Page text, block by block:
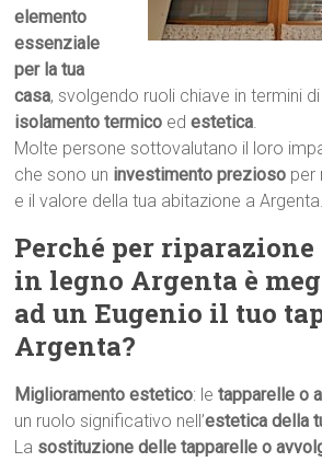
elemento
essenziale
per la tua
casa, svolgendo ruoli chiave in termini di
isolamento termico edestetica.
Molte persone sottovalutano il loro
che sono un investimento prezioso per
e il valore della tua abitazione a Argenta.
Perché per
in legno Argenta è
ad un Eugenio il tuo
Argenta?
Miglioramento estetico: letapparelle o
un ruolo significativo nell’estetica della
La sostituzione delle tapparelle o